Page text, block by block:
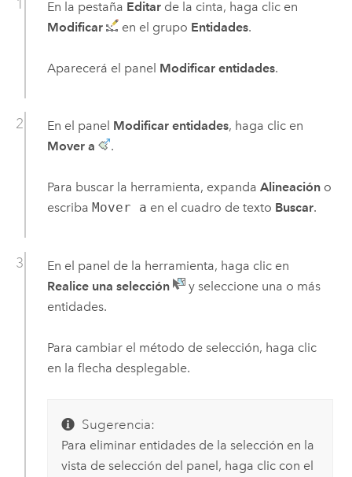
En la pestaña Editarde la cinta, haga clic en
Modificar
en el grupo Entidades.
Aparecerá el panel Modificar entidades.
En el panel Modificar entidades, haga clic en
Mover a
.
Para buscar la herramienta, expanda Alineacióno
escriba Mover a en el cuadro de texto Buscar.
En el panel de la herramienta, haga clic en
Realice una selección
y seleccione una o más
entidades.
Para cambiar el método de selección, haga clic
en la flecha desplegable.
Sugerencia:
Para eliminar entidades de la selección en la
vista de selección del panel, haga clic con el